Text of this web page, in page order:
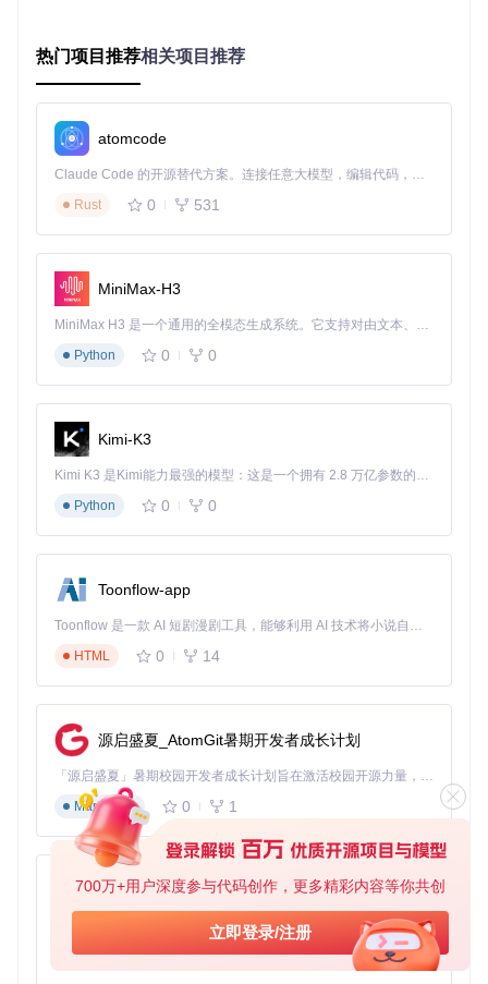
700万+用户深度参与代码创作，更多精彩内容等你共创
立即登录/注册
程序主界面分为四个核心区域：
顶部菜单栏：包含所有功能入口
左侧控制面板：翻译引擎和模式切换
中央显示区：原文和翻译结果展示
底部状态栏：进程状态和连接信息
初次使用建议点击"帮助"→"快速向导"，通过交互式引导熟悉
基本操作。
核心功能实战：从入门到精通
HOOK模式配置：实现游戏内实时翻译
HOOK模式通过注入游戏进程直接捕获文本，是最推荐的翻译
方式。操作步骤如下：
启动游戏，确保游戏窗口正常显示
在LunaTranslator中点击"文本提取"→"HOOK模式"
在进程列表中选择对应游戏进程，点击"注入"
游戏中出现文本时，程序会自动识别并显示翻译结果
说。对于老游戏可能需要尝试不同的HOOK引擎，可在"设
当HOOK模式无法使用时，OCR（光学字符识别）功能可以通
过识别游戏画面中的文字进行翻译：
点击"文本提取"→"OCR模式"
点击"开始识别"按钮，程序会自动识别并翻译
注意事项：
调整识别区域大小以包含完整文本
复杂背景可能影响识别 accuracy，可在"OCR设置"中调整
支持离线识别和多种在线OCR服务，网络良好时建议使用
在线服务提高准确率
翻译引擎配置：打造个性化翻译方案
LunaTranslator支持多种翻译引擎，配置步骤如下：
点击"设置"→"翻译引擎"
热门项目推荐相关项目推荐
atomcode
Claude Code 的开源替代方案。连接任意大模型，编辑代码，运行命令，自动验证 — 全自动执行。用 Rust 构建，极致性能。 ｜ An open-source alternative to Claude Code. Connect any LLM, edit code, run commands, and verify changes — autonomously. Built in Rust for speed. Get Started
Rust
0 531
MiniMax-H3
MiniMax H3 是一个通用的全模态生成系统。它支持对由文本、图像、视频和音频组成的多模态上下文进行统一理解，并能生成分辨率高达 2K、时长可达 15 秒的带原生立体声音频的视频。得益于面向任务泛化的系统设计，H3 在预训练阶段就已具备广泛的多模态上下文理解与生成能力，能够出色地执行复杂的多模态指令。
Python
0 0
Kimi-K3
Kimi K3 是Kimi能力最强的模型：这是一个拥有 2.8 万亿参数的混合专家（MoE）模型，具备原生视觉理解能力，并支持 100 万 token 的上下文窗口。
Python
0 0
Toonflow-app
Toonflow 是一款 AI 短剧漫剧工具，能够利用 AI 技术将小说自动转化为剧本，并结合 AI 生成的图片和视频，实现高效的短剧创作。借助 Toonflow，可以轻松完成从文字到影像的全流程，让短剧制作变得更加智能与便捷。
HTML
0 14
源启盛夏_AtomGit暑期开发者成长计划
「源启盛夏」暑期校园开发者成长计划旨在激活校园开源力量，通过积分激励、认证扶持、资源倾斜等形式，引导高校组织和开发者完成「入驻 — 建项目 — 做贡献 — 获认证 — 得资源」的完整闭环。无论你是想带领社团入驻平台的组织者，还是希望用代码贡献证明自己的开发者，都能在这里找到属于你的成长路径。
Markdown
0 1
AionUi
免费、本地、开源的 24/7 全天候 Cowork 应用，以及适用于 Gemini CLI、Claude Code、Codex、OpenCode、Qwen Code、Goose CLI、Auggie 等的 OpenClaw | 🌟 喜欢就点star吧
TypeScript
0 6